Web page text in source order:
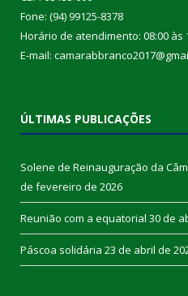
Fone: (94) 99125-8378
Horário de atendimento: 08:00 às
E-mail:
ÚLTIMAS PUBLICAÇÕES
Solene de Reinauguração da
de fevereiro de 2026
Reunião com a equatorial 30 de
Páscoa solidária 23 de abril de